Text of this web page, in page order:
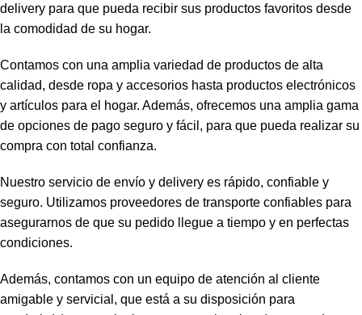
delivery para que pueda recibir sus productos favoritos desde
la comodidad de su hogar.
Contamos con una amplia variedad de productos de alta
calidad, desde ropa y accesorios hasta productos electrónicos
y artículos para el hogar. Además, ofrecemos una amplia gama
de opciones de pago seguro y fácil, para que pueda realizar su
compra con total confianza.
Nuestro servicio de envío y delivery es rápido, confiable y
seguro. Utilizamos proveedores de transporte confiables para
asegurarnos de que su pedido llegue a tiempo y en perfectas
condiciones.
Además, contamos con un equipo de atención al cliente
amigable y servicial, que está a su disposición para